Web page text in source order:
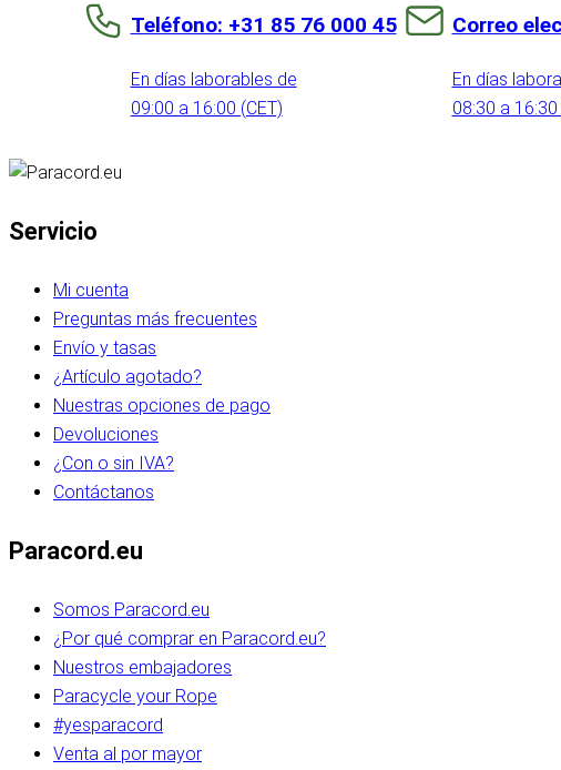
Teléfono: +31 85 76 000 45
En días laborables de
09:00 a 16:00 (CET)
Correo
En días
08:30 a 16:30
Servicio
Mi cuenta
Preguntas más frecuentes
Envío y tasas
¿Artículo agotado?
Nuestras opciones de pago
Devoluciones
¿Con o sin IVA?
Contáctanos
Paracord.eu
Somos Paracord.eu
¿Por qué comprar en Paracord.eu?
Nuestros embajadores
Paracycle your Rope
#yesparacord
Venta al por mayor